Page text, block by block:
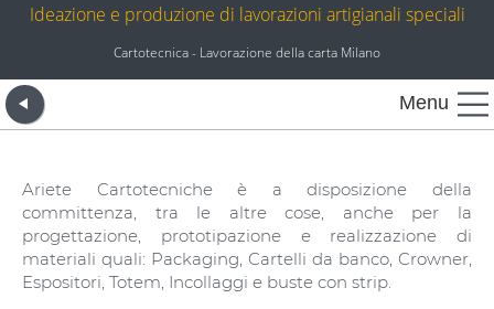
Ideazione e produzione di lavorazioni artigianali speciali
Cartotecnica - Lavorazione della carta Milano
Menu
Ariete Cartotecniche è a disposizione della
committenza, tra le altre cose, anche per la
progettazione, prototipazione e realizzazione di
materiali quali: Packaging, Cartelli da banco, Crowner,
Espositori, Totem, Incollaggi e buste con strip.